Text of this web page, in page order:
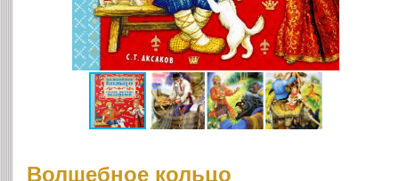
Волшебное кольцо